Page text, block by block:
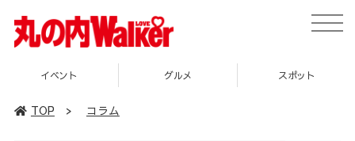
toggle
グルメ スポット 企画
TOP > コラム